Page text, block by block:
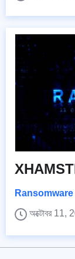
Ransomware
অক্টোবর 11,